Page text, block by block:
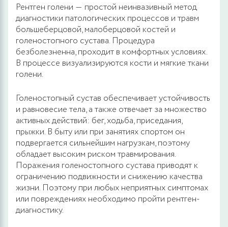
Рентген голени ― простой неинвазивный метод
диагностики патологических процессов и травм
большеберцовой, малоберцовой костей и
голеностопного сустава. Процедура
безболезненна, проходит в комфортных условиях.
В процессе визуализируются кости и мягкие ткани
голени.
Голеностопный сустав обеспечивает устойчивость
и равновесие тела, а также отвечает за множество
активных действий: бег, ходьба, приседания,
прыжки. В быту или при занятиях спортом он
подвергается сильнейшим нагрузкам, поэтому
обладает высоким риском травмирования.
Поражения голеностопного сустава приводят к
ограничению подвижности и снижению качества
жизни. Поэтому при любых неприятных симптомах
или повреждениях необходимо пройти рентген-
диагностику.